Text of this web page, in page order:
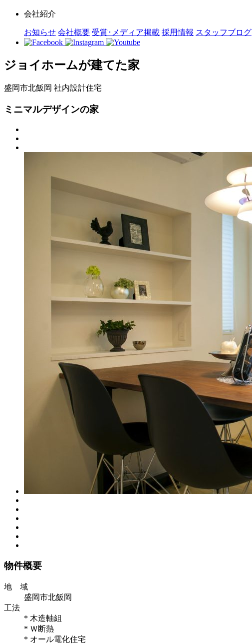
会社紹介
お知らせ 会社概要 受賞･メディア掲載 採用情報 スタッフブログ
ジョイホームが建てた家
盛岡市北飯岡 社内設計住宅
ミニマルデザインの家
物件概要
地 域
盛岡市北飯岡
工法
* 木造軸組
* Ｗ断熱
* オール電化住宅